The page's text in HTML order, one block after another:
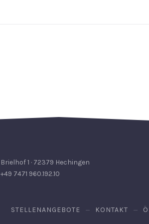
Brielhof 1 · 72379 Hechingen
+49 7471 960.192.10
STELLENANGEBOTE KONTAKT